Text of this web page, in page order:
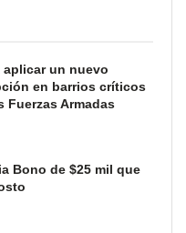
un nuevo
en barrios críticos
Fuerzas Armadas
Bono de $25 mil que